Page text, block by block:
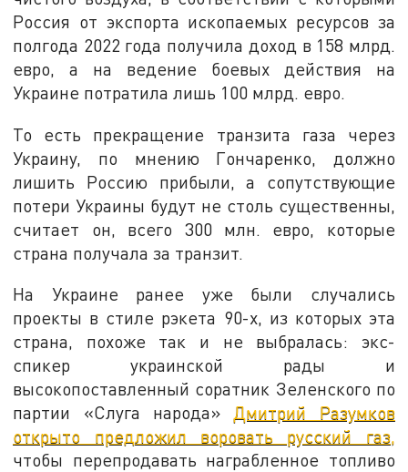
Россия от экспорта ископаемых ресурсов за
полгода 2022 года получила доход в 158 млрд.
евро, а на ведение боевых действия на
Украине потратила лишь 100 млрд. евро.
То есть прекращение транзита газа через
Украину, по мнению Гончаренко, должно
лишить Россию прибыли, а сопутствующие
потери Украины будут не столь существенны,
считает он, всего 300 млн. евро, которые
страна получала за транзит.
На Украине ранее уже были случались
проекты в стиле рэкета 90-х, из которых эта
страна, похоже так и не выбралась: экс-
спикер украинской рады и
высокопоставленный соратник Зеленского по
партии «Слуга народа» Дмитрий Разумков
открыто предложил воровать русский газ,
чтобы перепродавать награбленное топливо